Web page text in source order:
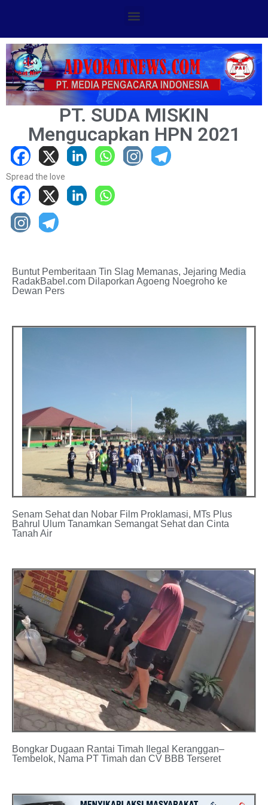
PT. SUDA MISKIN
Mengucapkan HPN 2021
Spread the love
Buntut Pemberitaan Tin Slag Memanas, Jejaring Media
RadakBabel.com Dilaporkan Agoeng Noegroho ke
Dewan Pers
Senam Sehat dan Nobar Film Proklamasi, MTs Plus
Bahrul Ulum Tanamkan Semangat Sehat dan Cinta
Tanah Air
Bongkar Dugaan Rantai Timah Ilegal Keranggan–
Tembelok, Nama PT Timah dan CV BBB Terseret